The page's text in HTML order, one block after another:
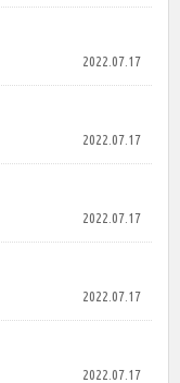
2022.07.17
2022.07.17
2022.07.17
2022.07.17
2022.07.17